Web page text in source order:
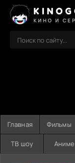
КИНО И
Главная Фильмы
ТВ шоу Аниме